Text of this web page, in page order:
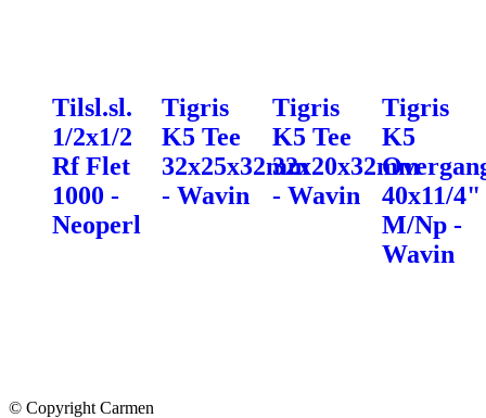
Tilsl.sl.
1/2x1/2
Rf Flet
1000 -
Neoperl
Tigris
K5 Tee
32x25x32mm
- Wavin
Tigris
K5 Tee
32x20x32mm
- Wavin
Tigris
K5
40x11/4"
M/Np -
Wavin
© Copyright Carmen